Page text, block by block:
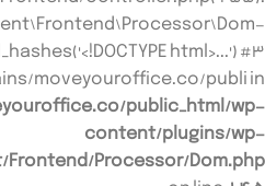
html>...') #3
moveyouroffice.co/publi in
public_html/wp-
content/plugins/wp-
Processor/Dom.php